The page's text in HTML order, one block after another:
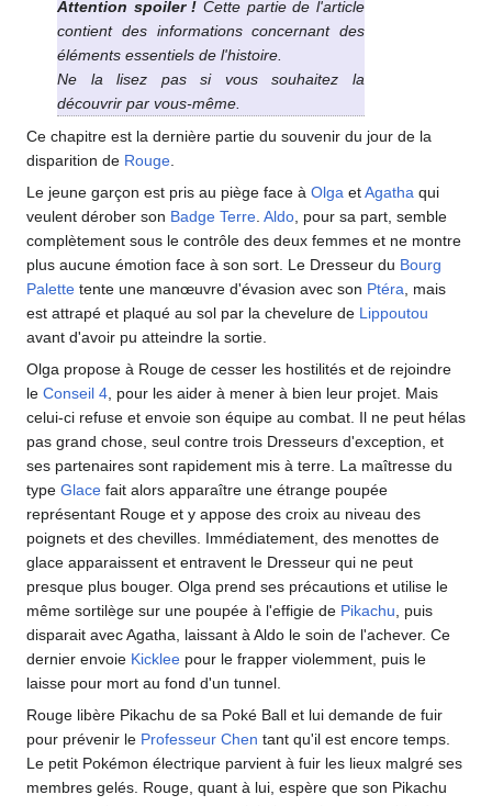
Attention spoiler ! Cette partie de l'article
contient des informations concernant des
éléments essentiels de l'histoire.
Ne la lisez pas si vous souhaitez la
découvrir par vous-même.
Ce chapitre est la dernière partie du souvenir du jour de la
disparition de Rouge
Le jeune garçon est pris au piège face à Olga etAgatha qui
veulent dérober son Badge Terre Aldo , pour sa part, semble
complètement sous le contrôle des deux femmes et ne montre
plus aucune émotion face à son sort. Le Dresseur du Bourg
Palette tente une manœuvre d'évasion avec son Ptéra , mais
est attrapé et plaqué au sol par la chevelure de Lippoutou
avant d'avoir pu atteindre la sortie.
Olga propose à Rouge de cesser les hostilités et de rejoindre
le Conseil 4 , pour les aider à mener à bien leur projet. Mais
celui-ci refuse et envoie son équipe au combat. Il ne peut hélas
pas grand chose, seul contre trois Dresseurs d'exception, et
ses partenaires sont rapidement mis à terre. La maîtresse du
type Glace fait alors apparaître une étrange poupée
représentant Rouge et y appose des croix au niveau des
poignets et des chevilles. Immédiatement, des menottes de
glace apparaissent et entravent le Dresseur qui ne peut
presque plus bouger. Olga prend ses précautions et utilise le
même sortilège sur une poupée à l'effigie de Pikachu , puis
disparait avec Agatha, laissant à Aldo le soin de l'achever. Ce
dernier envoie Kicklee pour le frapper violemment, puis le
laisse pour mort au fond d'un tunnel.
Rouge libère Pikachu de sa Poké Ball et lui demande de fuir
pour prévenir le Professeur Chen tant qu'il est encore temps.
Le petit Pokémon électrique parvient à fuir les lieux malgré ses
membres gelés. Rouge, quant à lui, espère que son Pikachu